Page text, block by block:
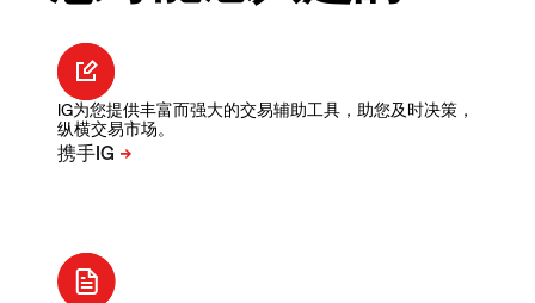
IG为您提供丰富而强大的交易辅助工具，助您及时决策，
纵横交易市场。